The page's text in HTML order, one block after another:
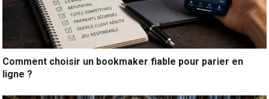
Comment choisir un bookmaker fiable pour parier en
ligne ?